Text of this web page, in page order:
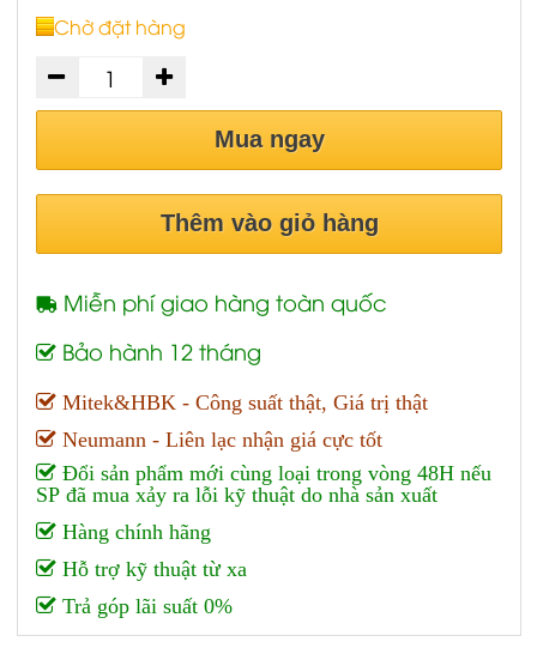
Chờ đặt hàng
Mua ngay
Thêm vào giỏ hàng
Miễn phí giao hàng toàn quốc
Bảo hành 12 tháng
Mitek&HBK - Công suất thật, Giá trị thật
Neumann - Liên lạc nhận giá cực tốt
Đổi sản phẩm mới cùng loại trong vòng 48H nếu
SP đã mua xảy ra lỗi kỹ thuật do nhà sản xuất
Hàng chính hãng
Hỗ trợ kỹ thuật từ xa
Trả góp lãi suất 0%